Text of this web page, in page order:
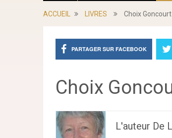
ACCUEIL LIVRES Choix
PARTAGER SUR FACEBOOK
Choix
L'auteur De